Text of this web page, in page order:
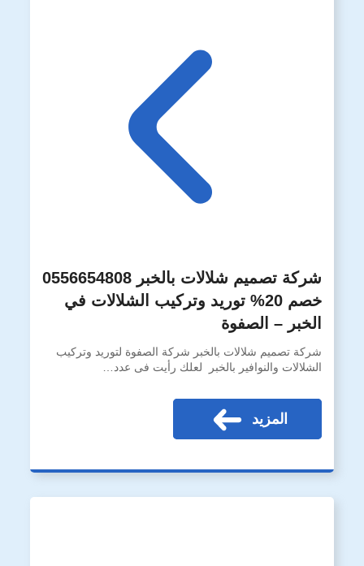
شركة تصميم شلالات بالخبر 0556654808
خصم 20% توريد وتركيب الشلالات في
الخبر – الصفوة
شركة تصميم شلالات بالخبر شركة الصفوة لتوريد وتركيب
الشلالات والنوافير بالخبر لعلك رأيت فى عدد…
المزيد